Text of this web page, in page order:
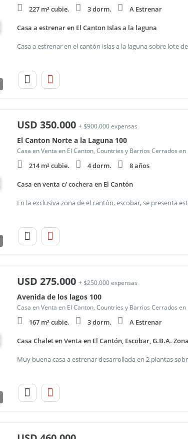
227 m² cubie. 3 dorm. A Estrenar
Casa a estrenar en El Canton Islas a la laguna
USD 350.000 + $900.000 expensas
El Canton Norte a la Laguna 100
Casa en Venta en El Canton, Countries y Barrios Cerrados en
214 m² cubie. 4 dorm. 8 años
Casa en venta c/ cochera en El Cantón
USD 275.000 + $250.000 expensas
Avenida de los lagos 100
Casa en Venta en El Canton, Countries y Barrios Cerrados en
167 m² cubie. 3 dorm. A Estrenar
Casa Chalet en Venta en El Cantón, Escobar, G.B.A.